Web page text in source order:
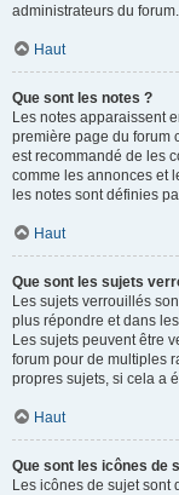
administrateurs du forum.
Haut
Que sont les notes ?
Les notes apparaissent
première page du forum
est recommandé de les
comme les annonces et
les notes sont définies
Haut
Que sont les sujets
Les sujets verrouillés
plus répondre et dans
Les sujets peuvent être
forum pour de multiples
propres sujets, si cela a
Haut
Que sont les icônes de
Les icônes de sujet sont